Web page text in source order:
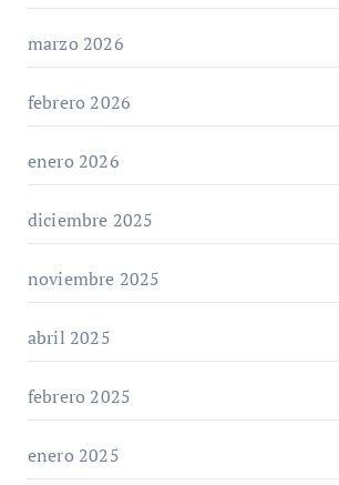
marzo 2026
febrero 2026
enero 2026
diciembre 2025
noviembre 2025
abril 2025
febrero 2025
enero 2025